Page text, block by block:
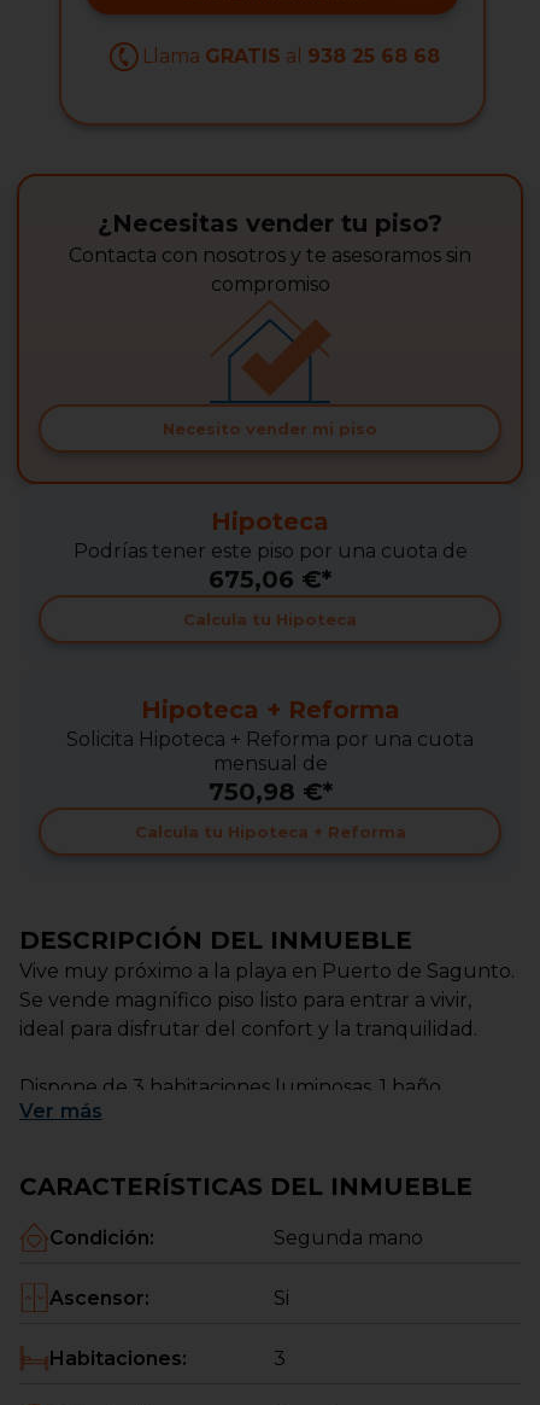
Llama GRATIS al 938 25 68 68
¿Necesitas vender tu piso?
Contacta con nosotros y te asesoramos sin
compromiso
Necesito vender mi piso
Hipoteca
Podrías tener este piso por una cuota de
675,06 €*
Calcula tu Hipoteca
Hipoteca + Reforma
Solicita Hipoteca + Reforma por una cuota
mensual de
750,98 €*
Calcula tu Hipoteca + Reforma
DESCRIPCIÓN DEL INMUEBLE
Vive muy próximo a la playa en Puerto de Sagunto.
Se vende magnífico piso listo para entrar a vivir,
ideal para disfrutar del confort y la tranquilidad.
Dispone de 3 habitaciones luminosas, 1 baño
completo y una amplia cocina con acceso directo a
mediterráneo.
Incluye plaza de garaje en el precio y está rodeado
colegios, transporte y zonas de ocio.
¡Tu nuevo hogar te espera!
Ver más
CARACTERÍSTICAS DEL INMUEBLE
Condición: Segunda mano
Ascensor: Si
Habitaciones: 3